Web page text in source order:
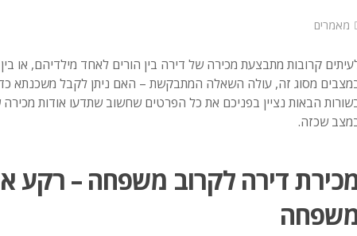
מאמרים
קרובות מתבצעת מכירה של דירה בין הורים לאחד מילדיהם, או
מסוג זה, עולה השאלה המתבקשת – האם ניתן לקבל משכנתא
הבאות נציין בפניכם את כל הפרטים שחשוב שתדעו אודות
שכזה.
דירה לקרוב משפחה – רקע